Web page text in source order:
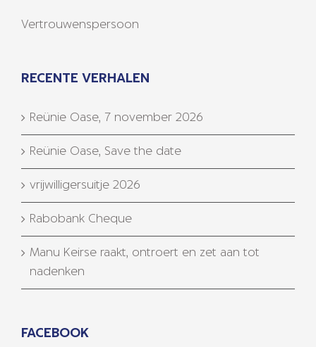
Vertrouwenspersoon
RECENTE VERHALEN
Reünie Oase, 7 november 2026
Reünie Oase, Save the date
vrijwilligersuitje 2026
Rabobank Cheque
Manu Keirse raakt, ontroert en zet aan tot
nadenken
FACEBOOK